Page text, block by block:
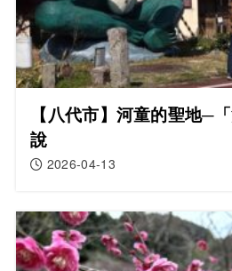
【八代市】河童的聖地─
說
2026-04-13